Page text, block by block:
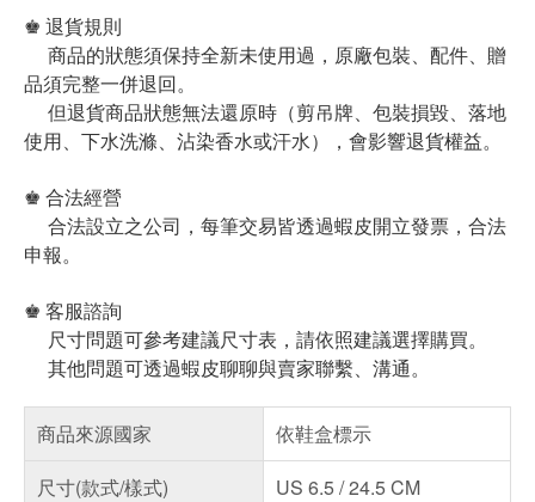
♚ 退貨規則
商品的狀態須保持全新未使用過，原廠包裝、配件、贈
品須完整一併退回。
但退貨商品狀態無法還原時（剪吊牌、包裝損毀、落地
使用、下水洗滌、沾染香水或汗水），會影響退貨權益。
♚ 合法經營
合法設立之公司，每筆交易皆透過蝦皮開立發票，合法
申報。
♚ 客服諮詢
尺寸問題可參考建議尺寸表，請依照建議選擇購買。
其他問題可透過蝦皮聊聊與賣家聯繫、溝通。
商品來源國家
依鞋盒標示
尺寸(款式/樣式)
US 6.5 / 24.5 CM